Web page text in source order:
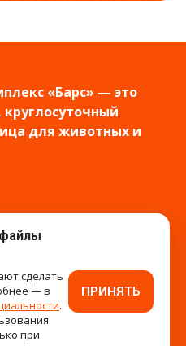
«Барс» — это
для животных и
работы
сделать
— в
.
при
ПРИНЯТЬ